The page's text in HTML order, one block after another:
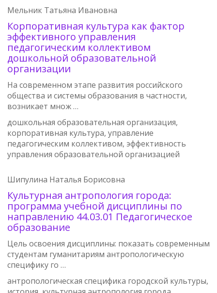
Мельник Татьяна Ивановна
Корпоративная культура как фактор
эффективного управления
педагогическим коллективом
дошкольной образовательной
организации
На современном этапе развития российского
общества и системы образования в частности,
возникает множ …
дошкольная образовательная организация,
корпоративная культура, управление
педагогическим коллективом, эффективность
управления образовательной организацией
Шипулина Наталья Борисовна
Культурная антропология города:
программа учебной дисциплины по
направлению 44.03.01 Педагогическое
образование
Цель освоения дисциплины: показать современным
студентам гуманитариям антропологическую
специфику го …
антропологическая специфика городской культуры,